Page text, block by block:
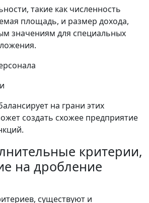
такие как численность
площадь, и размер дохода,
значениям для специальных
на грани этих
создать схожее предприятие
критерии,
на дробление
существуют и